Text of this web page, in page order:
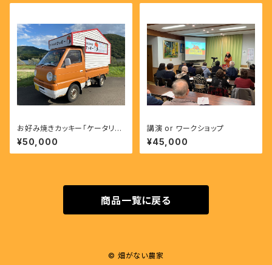
お好み焼きカッキー「ケータリン
グ」
¥50,000
講演 or ワークショップ
¥45,000
商品一覧に戻る
© 畑がない農家